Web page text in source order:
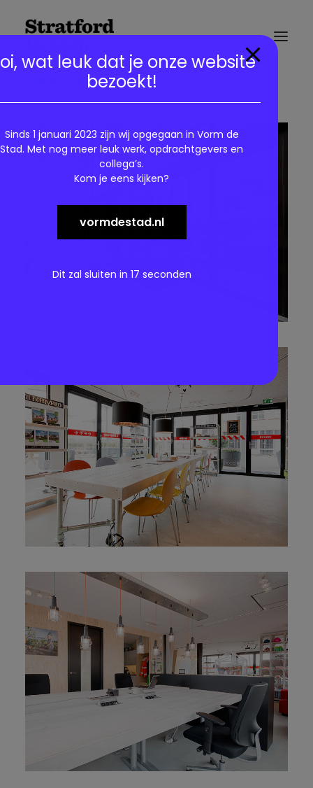
Over ons / About us
wat leuk dat je onze website
bezoekt!
Sinds 1 januari 2023 zijn wij opgegaan in Vorm de
Stad. Met nog meer leuk werk, opdrachtgevers en
collega’s.
Kom je eens kijken?
vormdestad.nl
Dit zal sluiten in 16 seconden